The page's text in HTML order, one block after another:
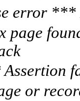
error ***
page
or